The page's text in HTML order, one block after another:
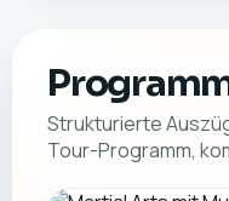
Strukturierte
Tour-Programm,